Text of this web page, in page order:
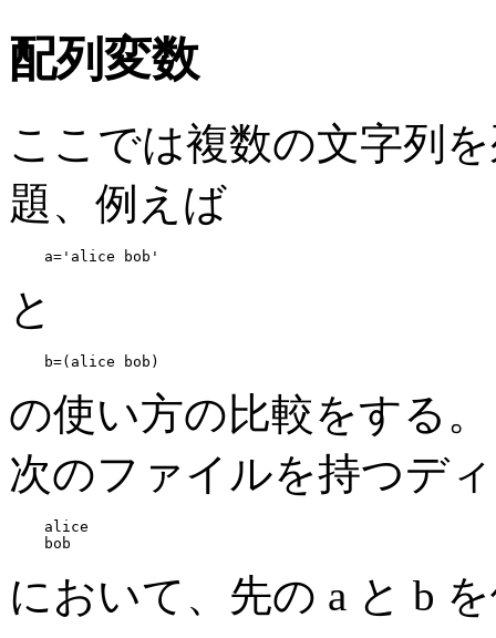
配列変数
ここでは複数の文字列
題、例えば
と
の使い方の比較をする。
次のファイルを持つデ
alice
において、先の a と b